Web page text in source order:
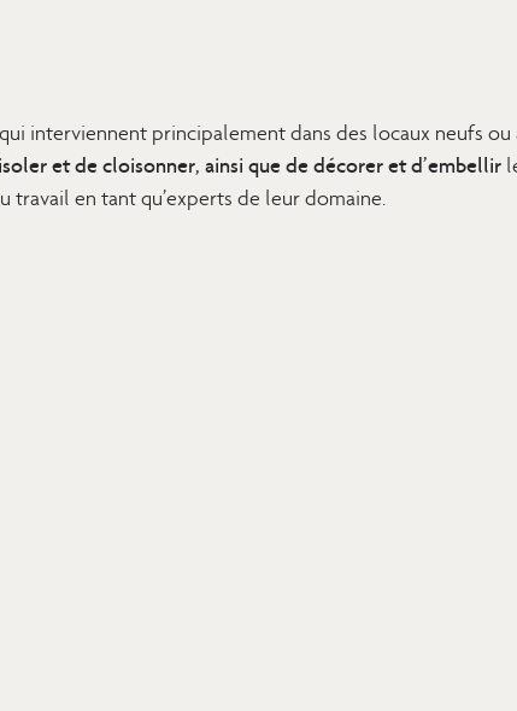
interviennent principalement dans des locaux neufs
et de cloisonner, ainsi que de décorer et d’embellir
en tant qu’experts de leur domaine.